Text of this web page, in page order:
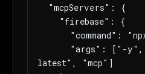
latest", "mcp"]